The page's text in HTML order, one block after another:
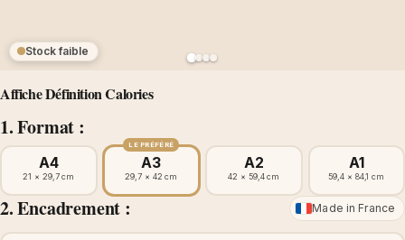
Affiche Définition Calories
1. Format :
Stock faible
A4
21 × 29,7 cm
LE PRÉFÉRÉ
A3
29,7 × 42 cm
A2
42 × 59,4 cm
A1
59,4 × 84,1 cm
2. Encadrement : Made in France